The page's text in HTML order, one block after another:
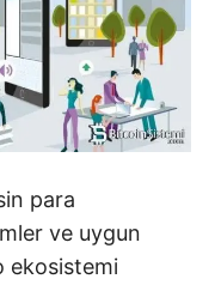
para
ve uygun
ekosistemi